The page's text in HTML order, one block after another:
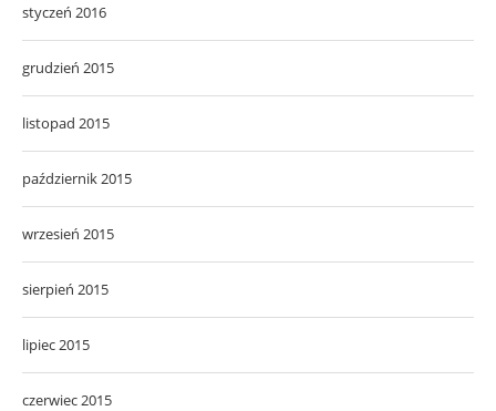
styczeń 2016
grudzień 2015
listopad 2015
październik 2015
wrzesień 2015
sierpień 2015
lipiec 2015
czerwiec 2015